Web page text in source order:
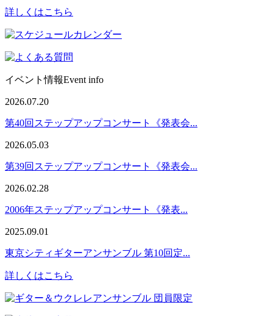
詳しくはこちら
イベント情報Event info
2026.07.20
第40回ステップアップコンサート《発表会...
2026.05.03
第39回ステップアップコンサート《発表会...
2026.02.28
2006年ステップアップコンサート《発表...
2025.09.01
東京シティギターアンサンブル 第10回定...
詳しくはこちら